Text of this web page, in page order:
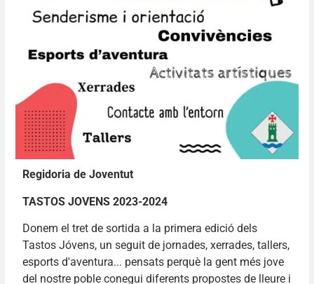
Regidoria de Joventut
TASTOS JOVENS 2023-2024
Donem el tret de sortida a la primera edició dels
Tastos Jóvens, un seguit de jornades, xerrades, tallers,
esports d'aventura... pensats perquè la gent més jove
del nostre poble conegui diferents propostes de lleure i